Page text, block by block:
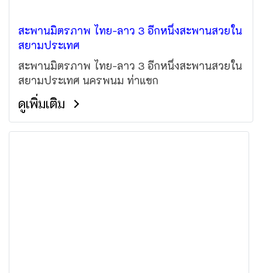
สะพานมิตรภาพ ไทย-ลาว 3 อีกหนึ่งสะพานสวยใน
สยามประเทศ
สะพานมิตรภาพ ไทย-ลาว 3 อีกหนึ่งสะพานสวยใน
สยามประเทศ นครพนม ท่าแขก
ดูเพิ่มเติม